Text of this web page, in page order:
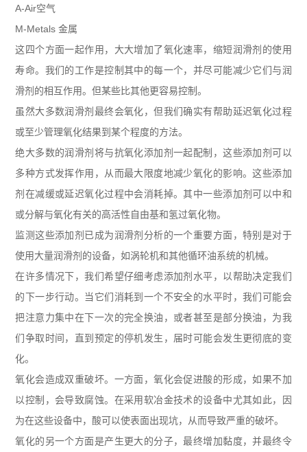
A-Air空气
M-Metals金属
这四个方面一起作用，大大增加了氧化速率，缩短润滑剂的使用
寿命。我们的工作是控制其中的每一个，并尽可能减少它们与润
滑剂的相互作用。但某些比其他更容易控制。
虽然大多数润滑剂最终会氧化，但我们确实有帮助延迟氧化过程
或至少管理氧化结果到某个程度的方法。
绝大多数的润滑剂将与抗氧化添加剂一起配制，这些添加剂可以
多种方式发挥作用，从而最大限度地减少氧化的影响。这些添加
剂在减缓或延迟氧化过程中会消耗掉。其中一些添加剂可以中和
或分解与氧化有关的高活性自由基和氢过氧化物。
监测这些添加剂已成为润滑剂分析的一个重要方面，特别是对于
使用大量润滑剂的设备，如涡轮机和其他循环油系统的机械。
在许多情况下，我们希望仔细考虑添加剂水平，以帮助决定我们
的下一步行动。当它们消耗到一个不安全的水平时，我们可能会
把注意力集中在下一次的完全换油，或者甚至是部分换油，为我
们争取时间，直到预定的停机发生，届时可能会发生更彻底的变
化。
氧化会造成双重破坏。一方面，氧化会促进酸的形成，如果不加
以控制，会导致腐蚀。在采用软冶金技术的设备中尤其如此，因
为在这些设备中，酸可以使表面出现坑，从而导致严重的破坏。
氧化的另一个方面是产生更大的分子，最终增加黏度，并最终令